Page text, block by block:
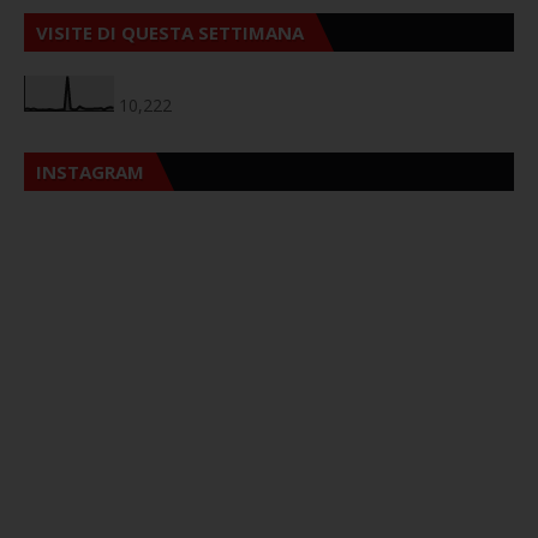
VISITE DI QUESTA SETTIMANA
10,222
INSTAGRAM